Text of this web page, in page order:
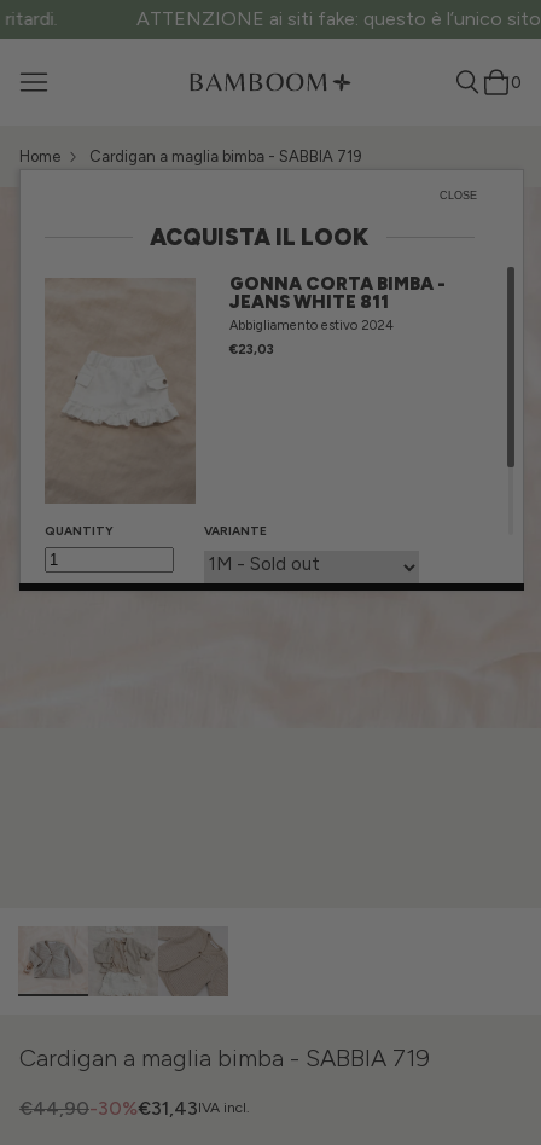
ATTENZIONE ai siti fake: questo è l’unico sito ufficiale.
0
Home Cardigan a maglia bimba - SABBIA 719
Cardigan a maglia bimba - SABBIA 719
IVA incl.
-30%
€44,90 €31,43
CLOSE
ACQUISTA IL LOOK
GONNA CORTA BIMBA -
JEANS WHITE 811
Abbigliamento estivo 2024
€23,03
QUANTITY VARIANTE